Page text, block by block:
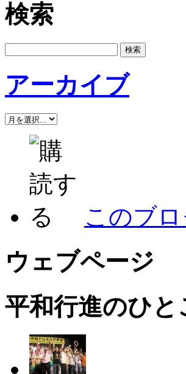
検索
アーカイブ
このブ
ウェブページ
平和行進のひと